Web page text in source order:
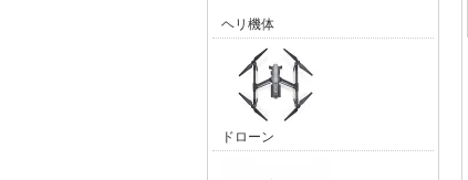
ヘリ機体
ドローン